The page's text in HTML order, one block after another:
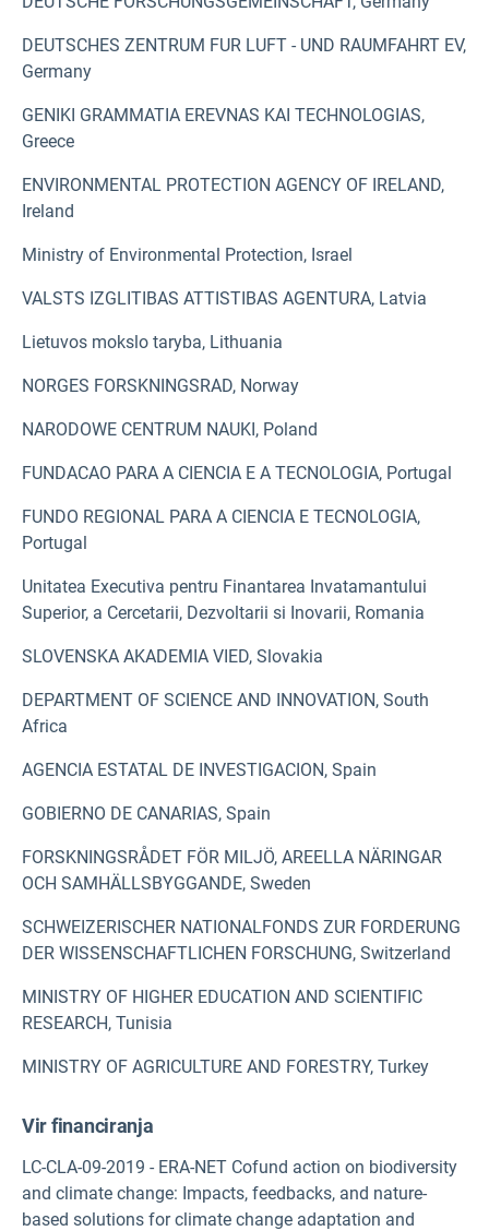
DEUTSCHES ZENTRUM FUR LUFT - UND RAUMFAHRT EV,
Germany
GENIKI GRAMMATIA EREVNAS KAI TECHNOLOGIAS,
Greece
ENVIRONMENTAL PROTECTION AGENCY OF IRELAND,
Ireland
Ministry of Environmental Protection, Israel
VALSTS IZGLITIBAS ATTISTIBAS AGENTURA, Latvia
Lietuvos mokslo taryba, Lithuania
NORGES FORSKNINGSRAD, Norway
NARODOWE CENTRUM NAUKI, Poland
FUNDACAO PARA A CIENCIA E A TECNOLOGIA, Portugal
FUNDO REGIONAL PARA A CIENCIA E TECNOLOGIA,
Portugal
Unitatea Executiva pentru Finantarea Invatamantului
Superior, a Cercetarii, Dezvoltarii si Inovarii, Romania
SLOVENSKA AKADEMIA VIED, Slovakia
DEPARTMENT OF SCIENCE AND INNOVATION, South
Africa
AGENCIA ESTATAL DE INVESTIGACION, Spain
GOBIERNO DE CANARIAS, Spain
FORSKNINGSRÅDET FÖR MILJÖ, AREELLA NÄRINGAR
OCH SAMHÄLLSBYGGANDE, Sweden
SCHWEIZERISCHER NATIONALFONDS ZUR FORDERUNG
DER WISSENSCHAFTLICHEN FORSCHUNG, Switzerland
MINISTRY OF HIGHER EDUCATION AND SCIENTIFIC
RESEARCH, Tunisia
MINISTRY OF AGRICULTURE AND FORESTRY, Turkey
Vir financiranja
LC-CLA-09-2019 - ERA-NET Cofund action on biodiversity
and climate change: Impacts, feedbacks, and nature-
based solutions for climate change adaptation and